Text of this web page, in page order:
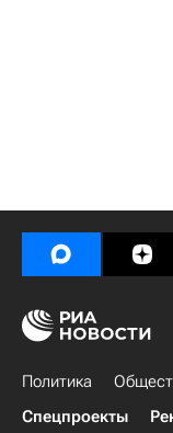
Политика
Спецпроекты